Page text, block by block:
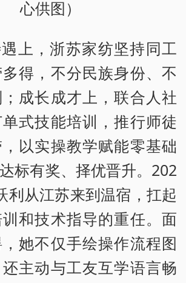
心供图）
上，浙苏家纺坚持同工
得，不分民族身份、不
成长成才上，联合人社
式技能培训，推行师徒
以实操教学赋能零基础
标有奖、择优晋升。202
利从江苏来到温宿，扛起
和技术指导的重任。面
她不仅手绘操作流程图
主动与工友互学语言畅